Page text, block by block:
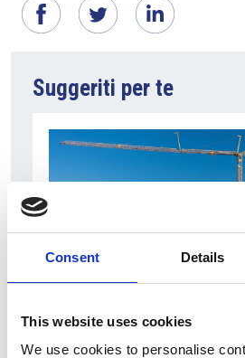
Consent Details
This website uses cookies
We use cookies to personalise
Suggeriti per te
7 Agosto 2026
Nel primo semestre è